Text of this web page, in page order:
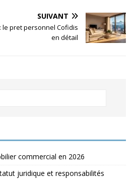
SUIVANT
le pret personnel Cofidis
en détail
commercial en 2026
juridique et responsabilités